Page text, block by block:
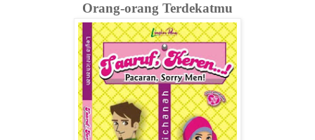
Orang-orang Terdekatmu